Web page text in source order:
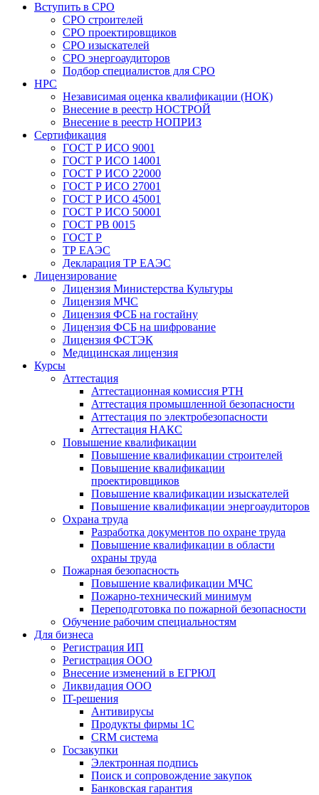
Вступить в СРО
СРО строителей
СРО проектировщиков
СРО изыскателей
СРО энергоаудиторов
Подбор специалистов для СРО
НРС
Независимая оценка квалификации (НОК)
Внесение в реестр НОСТРОЙ
Внесение в реестр НОПРИЗ
Сертификация
ГОСТ Р ИСО 9001
ГОСТ Р ИСО 14001
ГОСТ Р ИСО 22000
ГОСТ Р ИСО 27001
ГОСТ Р ИСО 45001
ГОСТ Р ИСО 50001
ГОСТ РВ 0015
ГОСТ Р
ТР ЕАЭС
Декларация ТР ЕАЭС
Лицензирование
Лицензия Министерства Культуры
Лицензия МЧС
Лицензия ФСБ на гостайну
Лицензия ФСБ на шифрование
Лицензия ФСТЭК
Медицинская лицензия
Курсы
Аттестация
Аттестационная комиссия РТН
Аттестация промышленной безопасности
Аттестация по электробезопасности
Аттестация НАКС
Повышение квалификации
Повышение квалификации строителей
Повышение квалификации
проектировщиков
Повышение квалификации изыскателей
Повышение квалификации энергоаудиторов
Охрана труда
Разработка документов по охране труда
Повышение квалификации в области
охраны труда
Пожарная безопасность
Повышение квалификации МЧС
Пожарно-технический минимум
Переподготовка по пожарной безопасности
Обучение рабочим специальностям
Для бизнеса
Регистрация ИП
Регистрация ООО
Внесение изменений в ЕГРЮЛ
Ликвидация ООО
IT-решения
Антивирусы
Продукты фирмы 1C
CRM система
Госзакупки
Электронная подпись
Поиск и сопровождение закупок
Банковская гарантия